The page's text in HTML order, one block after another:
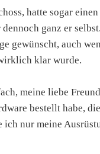
hatte sogar
ganz er
gewünscht, auch
klar wurde.
meine liebe
bestellt habe,
ich nur meine